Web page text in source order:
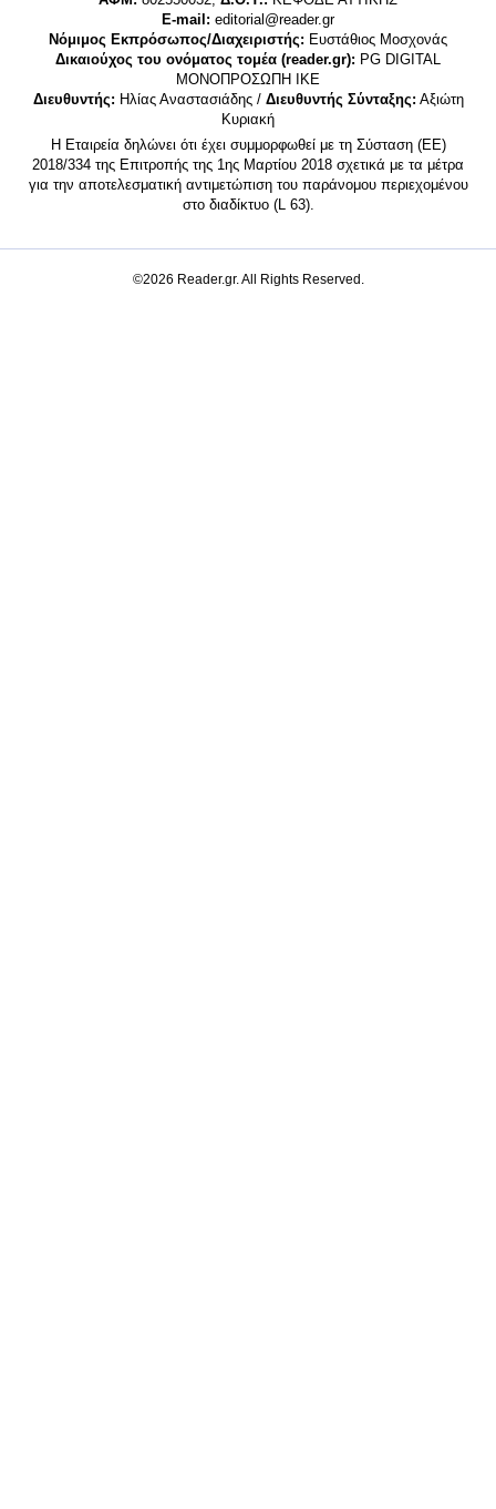
E-mail: editorial@reader.gr
Νόμιμος Εκπρόσωπος/Διαχειριστής: Ευστάθιος Μοσχονάς
Δικαιούχος του ονόματος τομέα (reader.gr): PG DIGITAL
MONΟΠΡΟΣΩΠΗ ΙΚΕ
Διευθυντής: Ηλίας Αναστασιάδης / Διευθυντής Σύνταξης: Αξιώτη
Κυριακή
Η Εταιρεία δηλώνει ότι έχει συμμορφωθεί με τη Σύσταση (ΕΕ)
2018/334 της Επιτροπής της 1ης Μαρτίου 2018 σχετικά με τα μέτρα
για την αποτελεσματική αντιμετώπιση του παράνομου περιεχομένου
στο διαδίκτυο (L 63).
©2026 Reader.gr. All Rights Reserved.